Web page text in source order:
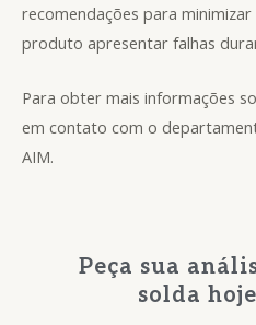
recomendações para
produto apresentar falhas
Para obter mais informações
em contato com o
AIM.
Peça sua
solda